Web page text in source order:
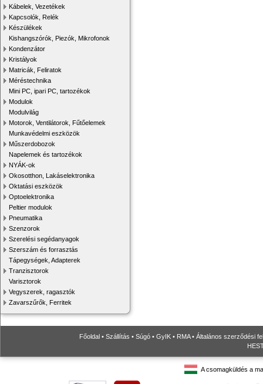
Kábelek, Vezetékek
Kapcsolók, Relék
Készülékek
Kishangszórók, Piezók, Mikrofonok
Kondenzátor
Kristályok
Matricák, Feliratok
Méréstechnika
Mini PC, ipari PC, tartozékok
Modulok
Modulvilág
Motorok, Ventilátorok, Fűtőelemek
Munkavédelmi eszközök
Műszerdobozok
Napelemek és tartozékok
NYÁK-ok
Okosotthon, Lakáselektronika
Oktatási eszközök
Optoelektronika
Peltier modulok
Pneumatika
Szenzorok
Szerelési segédanyagok
Szerszám és forrasztás
Tápegységek, Adapterek
Tranzisztorok
Varisztorok
Vegyszerek, ragasztók
Zavarszűrők, Ferritek
Főoldal • Szállítás • Súgó • GyIK • RMA• Általános szerződési
A csomagküldés a